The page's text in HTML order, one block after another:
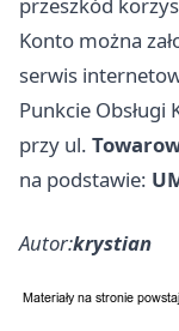
przeszkód
Konto można
serwis
Punkcie
przy ul.
na podstawie:
Autor:krystian